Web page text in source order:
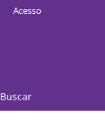
Buscar
Acesso